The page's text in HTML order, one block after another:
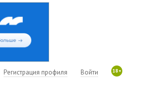
18+
Войти
Регистрация профиля